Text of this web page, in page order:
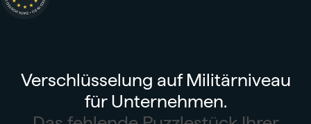
Verschlüsselung auf Militärniveau
für Unternehmen.